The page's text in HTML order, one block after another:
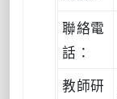
聯絡電
話：
教師研